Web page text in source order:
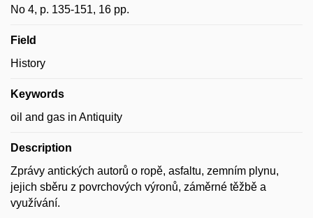
No 4, p. 135-151, 16 pp.
Field
History
Keywords
oil and gas in Antiquity
Description
Zprávy antických autorů o ropě, asfaltu, zemním plynu,
jejich sběru z povrchových výronů, záměrné těžbě a
využívání.